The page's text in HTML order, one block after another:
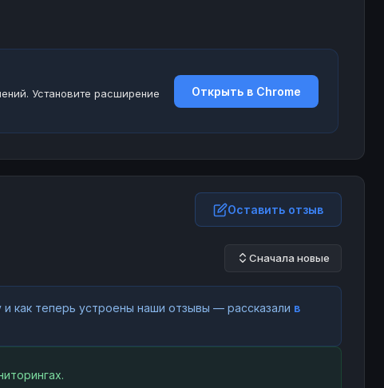
Установите расширение
Открыть в Chrome
Оставить отзыв
Сначала новые
как теперь устроены наши отзывы — рассказали в